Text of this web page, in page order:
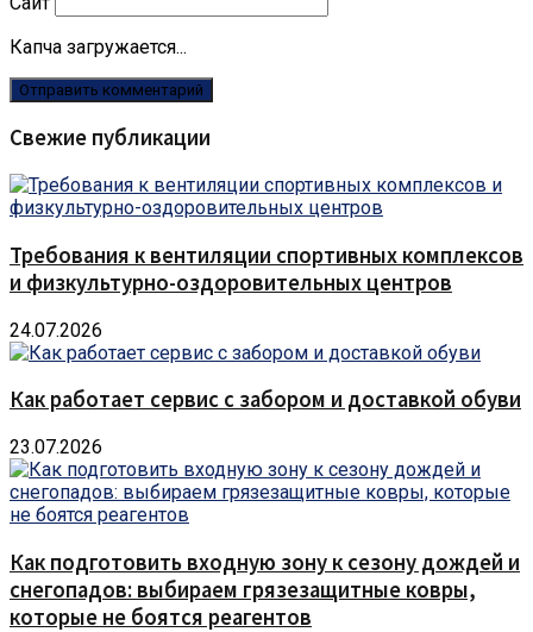
Капча загружается...
Свежие публикации
Требования к вентиляции спортивных комплексов
и физкультурно-оздоровительных центров
24.07.2026
Как работает сервис с забором и доставкой обуви
23.07.2026
Как подготовить входную зону к сезону дождей и
снегопадов: выбираем грязезащитные ковры,
которые не боятся реагентов